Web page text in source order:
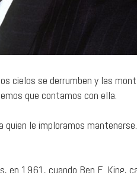
cielos se derrumben y las
que contamos con ella.
quien le imploramos
en 1961, cuando Ben E. King,